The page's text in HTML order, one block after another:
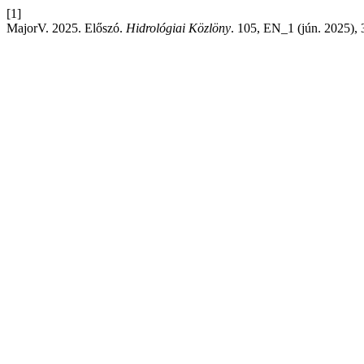
[1]
MajorV. 2025. Előszó. Hidrológiai Közlöny. 105, EN_1 (jún. 2025),